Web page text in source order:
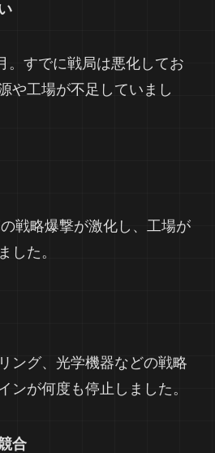
。すでに戦局は悪化してお
や工場が不足していまし
戦略爆撃が激化し、工場が
した。
ング、光学機器などの戦略
ンが何度も停止しました。
合